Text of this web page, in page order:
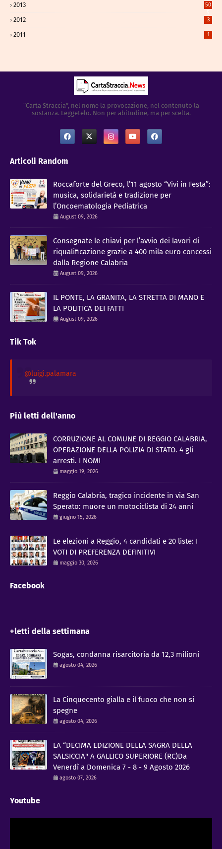
2013
50
5
2012 3
2011 1
“Carta Straccia”, nel nome la provocazione, nel contenuto la
sostanza. Leggetelo. Non per abitudine, ma per scelta.
Articoli Random
Roccaforte del Greco, l’11 agosto “Vivi in Festa”:
musica, solidarietà e tradizione per
l’Oncoematologia Pediatrica
August 09, 2026
Consegnate le chiavi per l’avvio dei lavori di
riqualificazione grazie a 400 mila euro concessi
dalla Regione Calabria
August 09, 2026
IL PONTE, LA GRANITA, LA STRETTA DI MANO E
LA POLITICA DEI FATTI
August 09, 2026
Tik Tok
@luigi.palamara
Più letti dell'anno
CORRUZIONE AL COMUNE DI REGGIO CALABRIA,
OPERAZIONE DELLA POLIZIA DI STATO. 4 gli
arresti. I NOMI
maggio 19, 2026
Reggio Calabria, tragico incidente in via San
Sperato: muore un motociclista di 24 anni
giugno 15, 2026
Le elezioni a Reggio, 4 candidati e 20 liste: I
VOTI DI PREFERENZA DEFINITIVI
maggio 30, 2026
Facebook
+letti della settimana
Sogas, condanna risarcitoria da 12,3 milioni
agosto 04, 2026
La Cinquecento gialla e il fuoco che non si
spegne
agosto 04, 2026
LA “DECIMA EDIZIONE DELLA SAGRA DELLA
SALSICCIA" A GALLICO SUPERIORE (RC)Da
Venerdì a Domenica 7 - 8 - 9 Agosto 2026
agosto 07, 2026
Youtube